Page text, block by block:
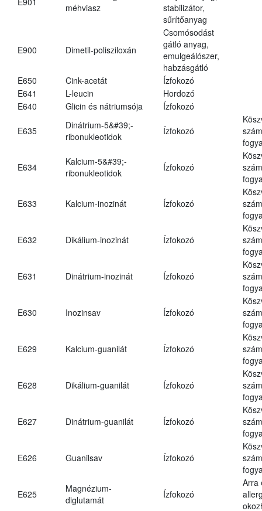
méhviasz
stabilizátor,
sűrítőanyag
E900 Dimetil-polisziloxán
Csomósodást
gátló anyag,
emulgeálószer,
habzásgátló
E650
Cink-acetát
Ízfokozó
E641
L-leucin
Hordozó
E640
Glicin és nátriumsója Ízfokozó
E635
Dinátrium-5&#39;-
ribonukleotidok
Ízfokozó
E634
Kalcium-5&#39;-
ribonukleotidok
Ízfokozó
E633 Kalcium-inozinát Ízfokozó
E632 Dikálium-inozinát Ízfokozó
E631 Dinátrium-inozinát Ízfokozó
E630 Inozinsav Ízfokozó
E629 Kalcium-guanilát Ízfokozó
E628 Dikálium-guanilát Ízfokozó
E627 Dinátrium-guanilát Ízfokozó
E626 Guanilsav Ízfokozó
E625
Magnézium-
diglutamát
Ízfokozó
Arra